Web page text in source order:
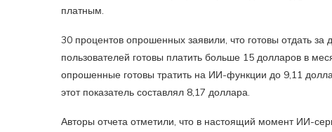
платным.
30 процентов опрошенных заявили, что готовы отдать
пользователей готовы платить больше 15 долларов в
опрошенные готовы тратить на ИИ-функции до 9,11
этот показатель составлял 8,17 доллара.
Авторы отчета отметили, что в настоящий момент ИИ-